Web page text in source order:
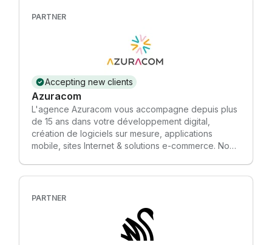
mission est claire : attirer, engager et convertir. Avec
solutions adaptées à chaque projet, Palmsquare
vous aide à booster votre visibilité et à propulser
PARTNER
Accepting new clients
Azuracom
L'agence Azuracom vous accompagne depuis plus
de 15 ans dans votre développement digital,
création de logiciels sur mesure, applications
mobile, sites Internet & solutions e-commerce. Nous
chiffre d'affaire, acquisition de trafic, SEO & SMO,
PARTNER